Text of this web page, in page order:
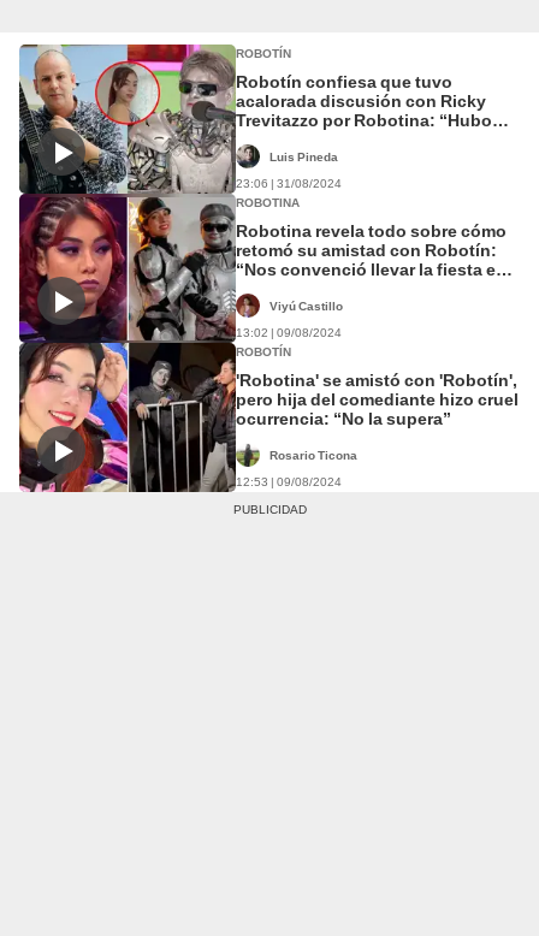
ROBOTÍN
Robotín confiesa que tuvo
acalorada discusión con Ricky
Trevitazzo por Robotina: “Hubo
Luis Pineda
23:06 | 31/08/2024
ROBOTINA
Robotina revela todo sobre cómo
retomó su amistad con Robotín:
“Nos convenció llevar la fiesta en
Viyú Castillo
13:02 | 09/08/2024
ROBOTÍN
'Robotina' se amistó con 'Robotín',
pero hija del comediante hizo cruel
ocurrencia: “No la supera”
Rosario Ticona
12:53 | 09/08/2024